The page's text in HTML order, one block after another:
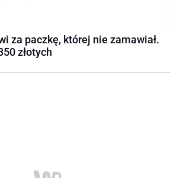
za paczkę, której nie zamawiał.
złotych